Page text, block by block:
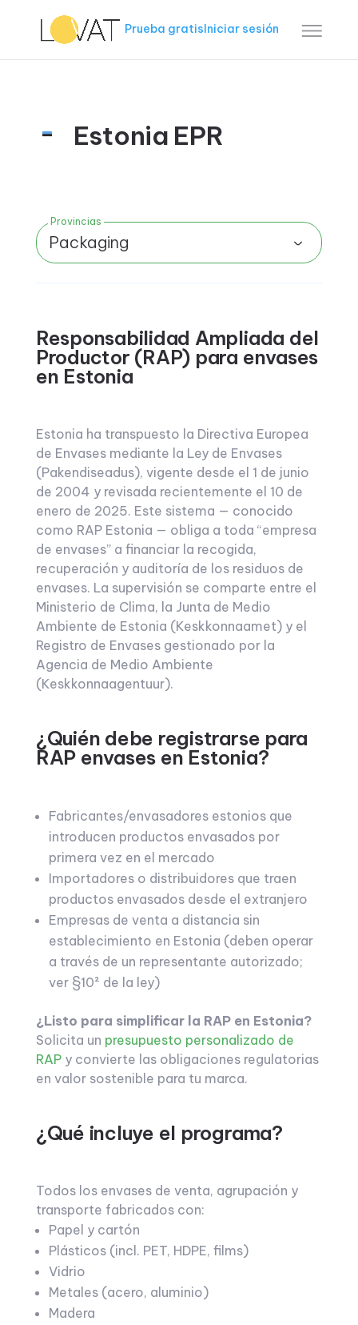
Prueba gratisIniciar sesión
Estonia EPR
Provincias
Packaging
Responsabilidad Ampliada del
Productor (RAP) para envases
en Estonia
Estonia ha transpuesto la Directiva Europea
de Envases mediante la Ley de Envases
(Pakendiseadus), vigente desde el 1 de junio
de 2004 y revisada recientemente el 10 de
enero de 2025. Este sistema — conocido
como RAP Estonia — obliga a toda “empresa
de envases” a financiar la recogida,
recuperación y auditoría de los residuos de
envases. La supervisión se comparte entre el
Ministerio de Clima, la Junta de Medio
Ambiente de Estonia (Keskkonnaamet) y el
Registro de Envases gestionado por la
Agencia de Medio Ambiente
(Keskkonnaagentuur).
¿Quién debe registrarse para
RAP envases en Estonia?
Fabricantes/envasadores estonios que
introducen productos envasados por
primera vez en el mercado
Importadores o distribuidores que traen
productos envasados desde el extranjero
Empresas de venta a distancia sin
establecimiento en Estonia (deben operar
a través de un representante autorizado;
ver §10² de la ley)
¿Listo para simplificar la RAP en Estonia?
Solicita un presupuesto personalizado de
RAPy convierte las obligaciones regulatorias
en valor sostenible para tu marca.
¿Qué incluye el programa?
Todos los envases de venta, agrupación y
transporte fabricados con:
Papel y cartón
Plásticos (incl. PET, HDPE, films)
Vidrio
Metales (acero, aluminio)
Madera